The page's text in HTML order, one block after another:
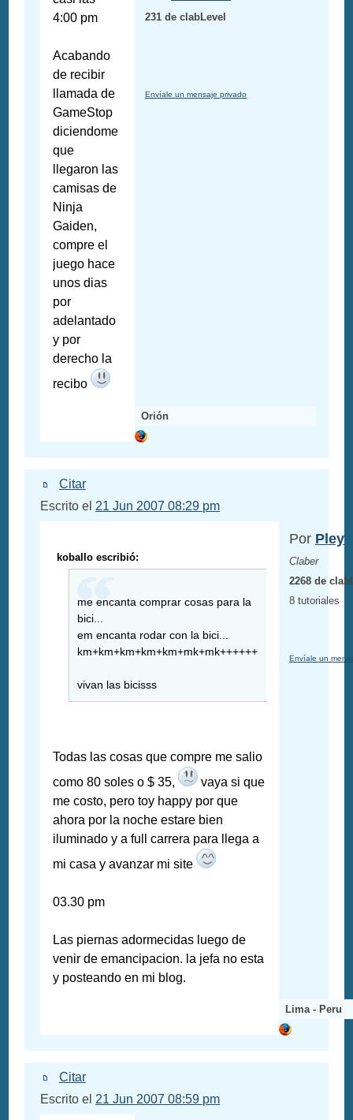
4:00 pm
Acabando
de recibir
llamada de
GameStop
diciendome
que
llegaron las
camisas de
Ninja
Gaiden,
compre el
juego hace
unos dias
por
adelantado
y por
derecho la
recibo
231 de clabLevel
Envíale un mensaje privado
Orión
Citar
Escrito el 21 Jun 2007 08:29 pm
koballo escribió:
me encanta comprar cosas para la
bici...
em encanta rodar con la bici...
km+km+km+km+km+mk+mk++++++
vivan las bicisss
Todas las cosas que compre me salio
como 80 soles o $ 35,
vaya si que
me costo, pero toy happy por que
ahora por la noche estare bien
iluminado y a full carrera para llega a
mi casa y avanzar mi site
03.30 pm
Las piernas adormecidas luego de
venir de emancipacion. la jefa no esta
y posteando en mi blog.
Por Pley
Claber
2268 de
8 tutoriales
Envíale un
Lima - Peru
Citar
Escrito el 21 Jun 2007 08:59 pm